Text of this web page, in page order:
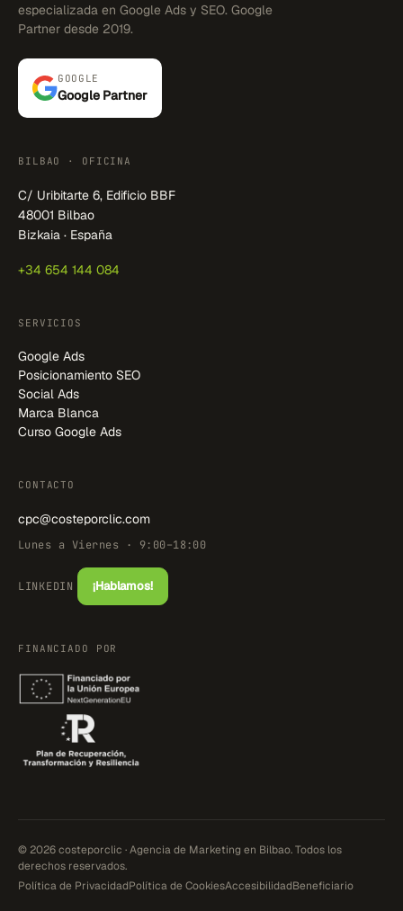
especializada en Google Ads y SEO. Google
Partner desde 2019.
GOOGLE
Google Partner
BILBAO · OFICINA
C/ Uribitarte 6, Edificio BBF
48001 Bilbao
Bizkaia · España
+34 654 144 084
SERVICIOS
Google Ads
Posicionamiento SEO
Social Ads
Marca Blanca
Curso Google Ads
CONTACTO
cpc@costeporclic.com
Lunes a Viernes · 9:00–18:00
LINKEDIN ¡Hablamos!
FINANCIADO POR
© 2026 costeporclic · Agencia de Marketing en Bilbao. Todos los
derechos reservados.
Política de PrivacidadPolítica de CookiesAccesibilidadBeneficiario